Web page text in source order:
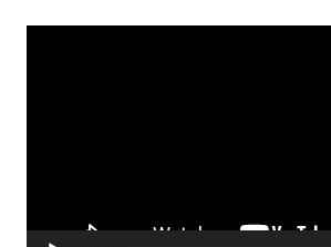
Odtwarzacz